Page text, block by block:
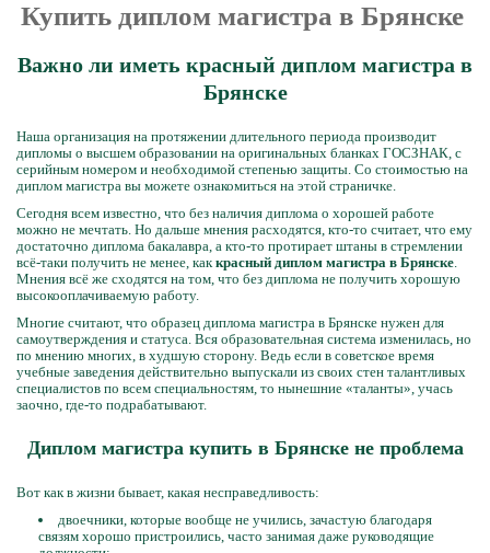
Купить диплом магистра в Брянске
Важно ли иметь красный диплом магистра в
Брянске
Наша организация на протяжении длительного периода производит
дипломы о высшем образовании на оригинальных бланках ГОСЗНАК, с
серийным номером и необходимой степенью защиты. Со стоимостью на
диплом магистра вы можете ознакомиться на этой страничке.
Сегодня всем известно, что без наличия диплома о хорошей работе
можно не мечтать. Но дальше мнения расходятся, кто-то считает, что ему
достаточно диплома бакалавра, а кто-то протирает штаны в стремлении
всё-таки получить не менее, каккрасный диплом магистра в Брянске.
Мнения всё же сходятся на том, что без диплома не получить хорошую
высокооплачиваемую работу.
Многие считают, что образец диплома магистра в Брянске нужен для
самоутверждения и статуса. Вся образовательная система изменилась, но
по мнению многих, в худшую сторону. Ведь если в советское время
учебные заведения действительно выпускали из своих стен талантливых
специалистов по всем специальностям, то нынешние «таланты», учась
заочно, где-то подрабатывают.
Диплом магистра купить в Брянске не проблема
Вот как в жизни бывает, какая несправедливость:
двоечники, которые вообще не учились, зачастую благодаря
связям хорошо пристроились, часто занимая даже руководящие